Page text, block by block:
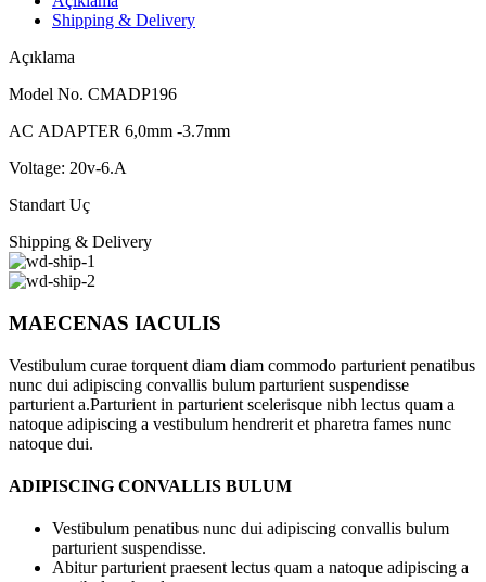
Shipping & Delivery
Açıklama
Model No. CMADP196
AC ADAPTER 6,0mm -3.7mm
Voltage: 20v-6.A
Standart Uç
Shipping & Delivery
MAECENAS IACULIS
Vestibulum curae torquent diam diam commodo parturient penatibus
nunc dui adipiscing convallis bulum parturient suspendisse
parturient a.Parturient in parturient scelerisque nibh lectus quam a
natoque adipiscing a vestibulum hendrerit et pharetra fames nunc
natoque dui.
ADIPISCING CONVALLIS BULUM
Vestibulum penatibus nunc dui adipiscing convallis bulum
parturient suspendisse.
Abitur parturient praesent lectus quam a natoque adipiscing a